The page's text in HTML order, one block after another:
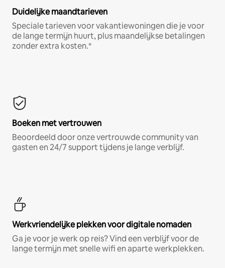
Duidelijke maandtarieven
Speciale tarieven voor vakantiewoningen die je voor
de lange termijn huurt, plus maandelijkse betalingen
zonder extra kosten.*
Boeken met vertrouwen
Beoordeeld door onze vertrouwde community van
gasten en 24/7 support tijdens je lange verblijf.
Werkvriendelijke plekken voor digitale nomaden
Ga je voor je werk op reis? Vind een verblijf voor de
lange termijn met snelle wifi en aparte werkplekken.